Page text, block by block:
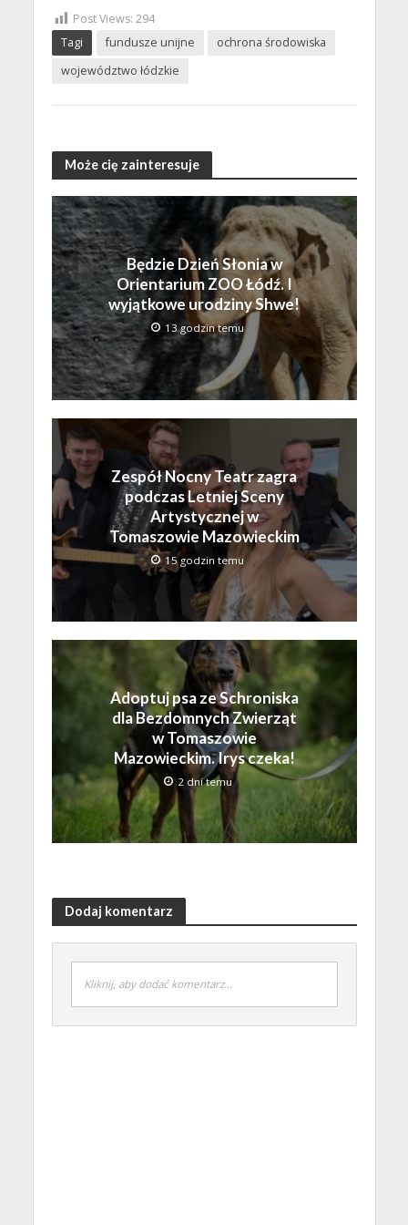
Post Views: 294
Tagi
fundusze unijne
ochrona środowiska
województwo łódzkie
Może cię zainteresuje
Będzie Dzień Słonia w
Orientarium ZOO Łódź. I
wyjątkowe urodziny Shwe!
13 godzin temu
Zespół Nocny Teatr zagra
podczas Letniej Sceny
Artystycznej w
Tomaszowie Mazowieckim
15 godzin temu
Adoptuj psa ze Schroniska
dla Bezdomnych Zwierząt
w Tomaszowie
Mazowieckim. Irys czeka!
2 dni temu
Dodaj komentarz
Kliknij, aby dodać komentarz...